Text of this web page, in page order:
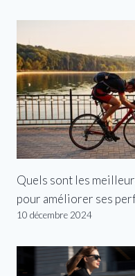
Quels sont les
pour améliorer ses
10 décembre 2024